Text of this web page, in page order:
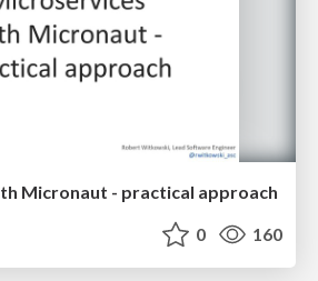
Micronaut - practical approach
0 160